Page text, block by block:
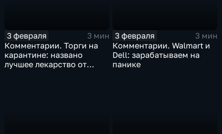
3 февраля
3 мин
Комментарии. Торги на
карантине: названо
лучшее лекарство от
3 февраля
3 мин
Комментарии. Walmart и
Dell: зарабатываем на
панике